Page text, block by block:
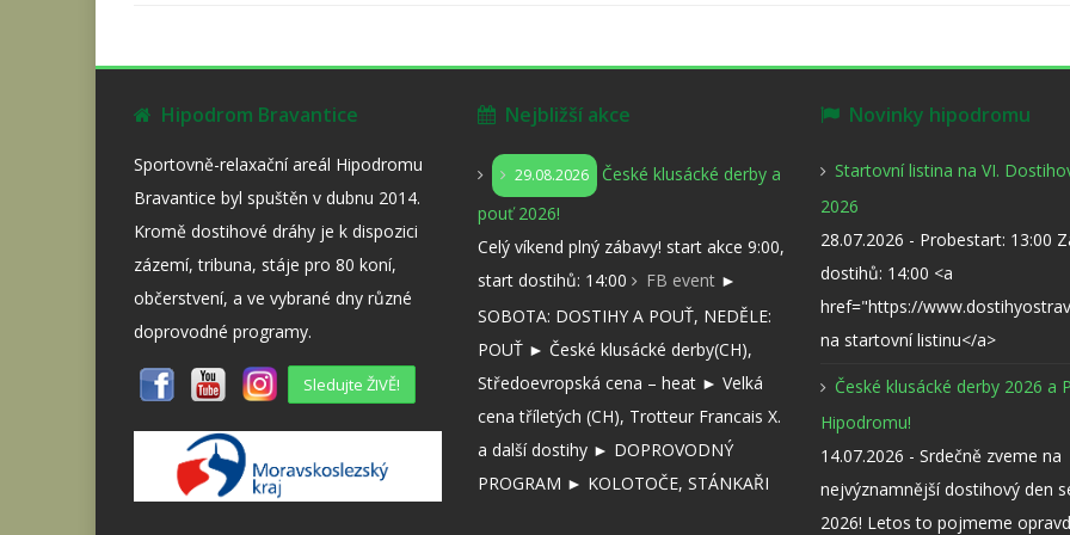
Hipodrom Bravantice
Sportovně-relaxační areál Hipodromu
Bravantice byl spuštěn v dubnu 2014.
Kromě dostihové dráhy je k dispozici
zázemí, tribuna, stáje pro 80 koní,
občerstvení, a ve vybrané dny různé
doprovodné programy.
Sledujte ŽIVĚ!
Nejbližší akce
29.08.2026
České klusácké derby a
pouť 2026!
Celý víkend plný zábavy! start akce 9:00,
start dostihů: 14:00
FB event►
SOBOTA: DOSTIHY A POUŤ, NEDĚLE:
POUŤ ► České klusácké derby(CH),
Středoevropská cena – heat ► Velká
cena tříletých (CH), Trotteur Francais X.
a další dostihy ► DOPROVODNÝ
PROGRAM ► KOLOTOČE, STÁNKAŘI
Novinky hipodromu
Startovní listina na VI.
2026
28.07.2026 - Probestart: 13:00
dostihů: 14:00 <a
href="https://
na startovní listinu</a>
České klusácké derby 2026 a
Hipodromu!
14.07.2026 - Srdečně zveme na
nejvýznamnější dostihový den
2026! Letos to pojmeme